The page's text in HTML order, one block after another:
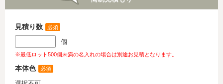
見積り数 必須
個
※最低ロット500個未満の名入れの場合は別途お見積となります。
本体色 必須